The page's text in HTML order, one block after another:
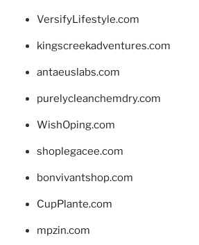
VersifyLifestyle.com
kingscreekadventures.com
antaeuslabs.com
purelycleanchemdry.com
WishOping.com
shoplegacee.com
bonvivantshop.com
CupPlante.com
mpzin.com